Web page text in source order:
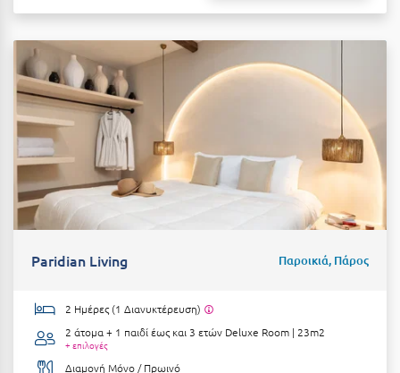
Κάρπαθος
Καρπενήσι
Κάρυστος
Κάσος
Κασσάνδρα
Καστοριά
Κατερίνη
Κέρκυρα
Κεφαλονιά
Paridian Living Παροικιά, Πάρος
2 Ημέρες (1 Διανυκτέρευση)
2 άτομα + 1 παιδί έως και 3 ετών Deluxe Room | 23m2
+ επιλογές
Διαμονή Μόνο / Πρωινό